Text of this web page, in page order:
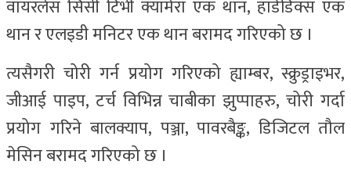
वायरलेस सिसी टिभी क्यामेरा एक थान, हार्डडिक्स एक
थान र एलइडी मनिटर एक थान बरामद गरिएको छ ।
त्यसैगरी चोरी गर्न प्रयोग गरिएको ह्याम्बर, स्क्रुड्राइभर,
जीआई पाइप, टर्च विभिन्न चाबीका झुप्पाहरु, चोरी गर्दा
प्रयोग गरिने बालक्याप, पञ्जा, पावरबैङ्क, डिजिटल तौल
मेसिन बरामद गरिएको छ ।